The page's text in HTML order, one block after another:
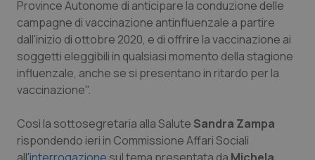
Lazio
Liguria
Marche
Diabete & glucometri
Disturbi dell’umore
Donna & Salute
Province Autonome di anticipare la conduzione delle
campagne di vaccinazione antinfluenzale a partire
dall'inizio di ottobre 2020, e di offrire la vaccinazione ai
soggetti eleggibili in qualsiasi momento della stagione
influenzale, anche se si presentano in ritardo per la
vaccinazione".
Così la sottosegretaria alla Salute Sandra Zampa
rispondendo ieri in Commissione Affari Sociali